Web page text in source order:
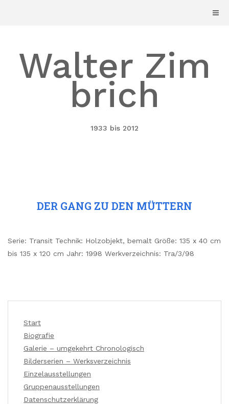
Walter Zim
brich
1933 bis 2012
DER GANG ZU DEN MÜTTERN
Serie: Transit Technik: Holzobjekt, bemalt Größe: 135 x 40 cm
bis 135 x 120 cm Jahr: 1998 Werkverzeichnis: Tra/3/98
Start
Biografie
Galerie – umgekehrt Chronologisch
Bilderserien – Werksverzeichnis
Einzelausstellungen
Gruppenausstellungen
Datenschutzerklärung